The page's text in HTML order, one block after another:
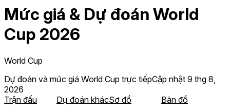
Mức giá & Dự đoán World
Cup 2026
World Cup
Dự đoán và mức giá World Cup trực tiếpCập nhật 9 thg 8,
2026
Trận đấu
Dự đoán khácSơ đồ
Bản đồ